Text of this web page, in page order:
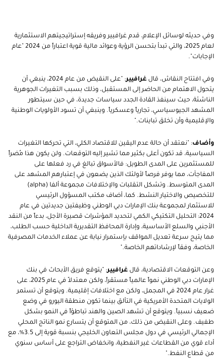
وفي حديثه لوسائل الإعلام، قدم غرافيير وفريقه إستراتيجيتهم الاستثمارية
لعام 2025، والتي تبدأ بتحسن الرؤية وعوائد مالية قوية اعتباراً من 2024 "عام
الإجابات".
وفي افتتاح النقاش، قال غرافيير
: "على النقيض من عام 2024، ينبغي أن
يتحول الاهتمام من الحاضر إلى المستقبل، وذلك بسبب التغيرات الجوهرية
الناشئة، حيث سينفذ القادة الجدد سياسات جديدة، في حين سيتطور
المشهد الجيوسياسي، تجارياً وعسكرياً. وينبغي أن تسود الأولويات الوطنية
والإقليمية وأن تخلق تباينات."
وأضاف: "نعتقد أن حالة عدم اليقين للاقتصاد الكلي، التي تحركها التغيرات
السياسية، قد تكون أعلى بكثير مما تشير إليه التوقعات. ولن يكون هذا مُضراً
للمستثمرين على المدى الطويل: فالأسواق تبالغ في رد فعلها على
المفاجآت، مما يوفر فرصاً لأولئك الذين يضعون في إعتبارهم المشهد على
المدى المتوسط. وتشكل التقلبات والإختلافات مجموعة ألفا (alpha)
للتخصيص والاختيار النشط. كما، أضاف مكتب المسؤول الرئيسي
للاستثمار لمجموعة بنك الإمارات دبي الوطني وظيفتين جديدتين في عام
2024: التحليل التكتيكي الكمي لتحديد المؤشرات قصيرة الأجل، بدءاً من النقد
الأجنبي والسلع الأساسية، وإدارة المحافظ التقديرية الداخلية حسب الطلب،
مما يتيح سرعة تعديل المواقف بإستمرار نيابة عن عملاء الخدمات المصرفية
الخاصة، وفقاً لإرشاداتهم الخاصة."
وعن التوقعات الاقتصادية، قال غرافيير: "يتوقع فريق الأبحاث في بنك
الإمارات دبي الوطني نمواً عالمياً مستقراً، ولكن معتدلاً في عام 2025، على
غرار عام 2024 في المجمل، ولكن مع اختلافات إقليمية. ويتوقع أن تستمر
الولايات المتحدة الأمريكية في التألق بينما تكون منطقة اليورو في وضع
ضعيف نسبياً. ويتوقع أن تشهد الصين والهند تباطؤاً في النمو بشكل
طفيف. وعلى النقيض من ذلك، من المتوقع أن يتسارع نمو الناتج المحلي
الإجمالي الرئيسي في دول مجلس التعاون الخليجي بنسبة قوية إلى 3.5%، مع
أداء قوي من القطاعات غير النفطية، وانخفاض التراجع على أساس سنوي
من قطاع النفط."